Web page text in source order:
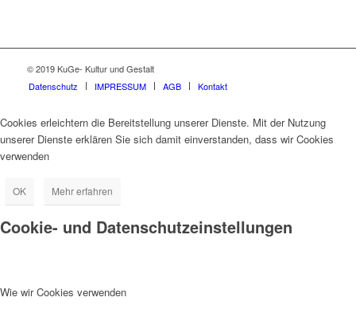
© 2019 KuGe- Kultur und Gestalt
Datenschutz
IMPRESSUM AGB Kontakt
Cookies erleichtern die Bereitstellung unserer Dienste. Mit der Nutzung
unserer Dienste erklären Sie sich damit einverstanden, dass wir Cookies
verwenden
OK Mehr erfahren
Cookie- und Datenschutzeinstellungen
Wie wir Cookies verwenden